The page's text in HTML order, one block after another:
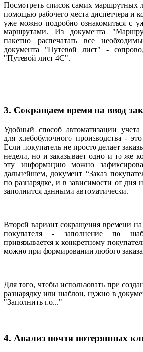
Посмотреть список самих маршрутных
помощью рабочего места диспетчера и
уже можно подробно ознакомиться с
маршрутами. Из документа
пакетно распечатать все
документа "Путевой лист" -
"Путевой лист 4С".
3. Сокращаем время на ввод
Удобный способ автоматизации учета
для хлебобулочного производства -
Если покупатель не просто делает
недели, но и заказывает одно и то же
эту информацию можно
дальнейшем, документ “Заказ
по разнарядке, и в зависимости от дня
заполнится данными автоматически.
Второй вариант сокращения времени на
покупателя - заполнение по
привязывается к конкретному
можно при формировании любого заказа
Для того, чтобы использовать при
разнарядку или шаблон, нужно в
"Заполнить по..."
4. Анализ почти потерянных